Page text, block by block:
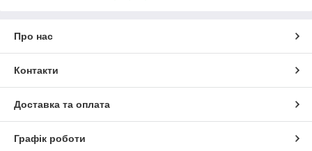
Про нас
Контакти
Доставка та оплата
Графік роботи